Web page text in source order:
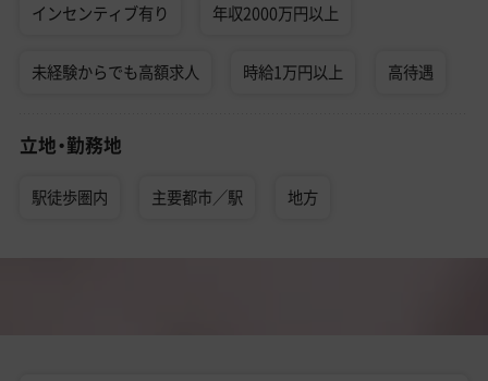
インセンティブ有り 年収2000万円以上
未経験からでも高額求人 時給1万円以上 高待遇
立地・勤務地
駅徒歩圏内 主要都市／駅 地方